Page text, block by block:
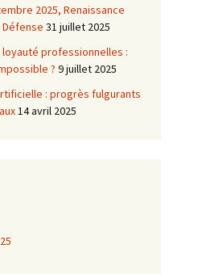
2025, Renaissance
Défense 31 juillet 2025
professionnelles :
? 9 juillet 2025
: progrès fulgurants
14 avril 2025